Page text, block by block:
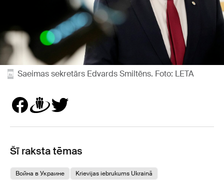
Saeimas sekretārs Edvards Smiltēns. Foto: LETA
Šī raksta tēmas
Война в Украине Krievijas iebrukums Ukrainā